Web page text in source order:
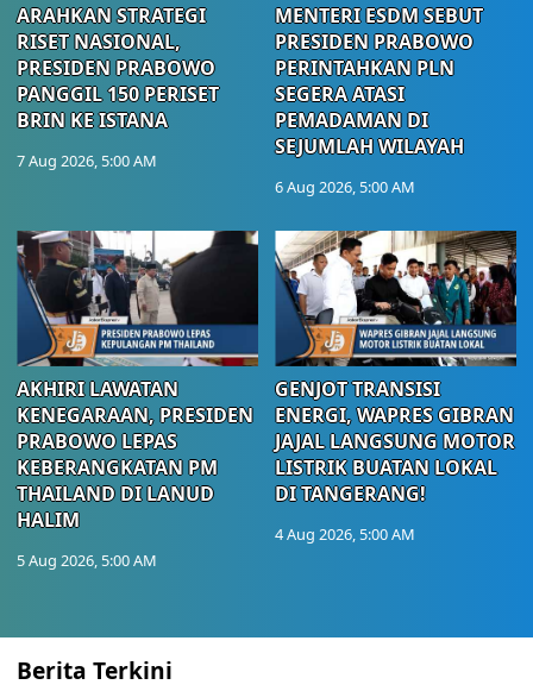
ARAHKAN STRATEGI
RISET NASIONAL,
PRESIDEN PRABOWO
PANGGIL 150 PERISET
BRIN KE ISTANA
7 Aug 2026, 5:00 AM
MENTERI ESDM SEBUT
PRESIDEN PRABOWO
PERINTAHKAN PLN
SEGERA ATASI
PEMADAMAN DI
SEJUMLAH WILAYAH
6 Aug 2026, 5:00 AM
AKHIRI LAWATAN
KENEGARAAN, PRESIDEN
PRABOWO LEPAS
KEBERANGKATAN PM
THAILAND DI LANUD
HALIM
5 Aug 2026, 5:00 AM
GENJOT TRANSISI
ENERGI, WAPRES GIBRAN
JAJAL LANGSUNG MOTOR
LISTRIK BUATAN LOKAL
DI TANGERANG!
4 Aug 2026, 5:00 AM
Berita Terkini